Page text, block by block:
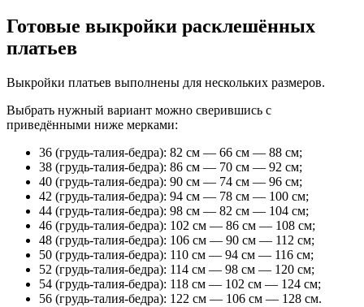
Готовые выкройки расклешённых
платьев
Выкройки платьев выполнены для нескольких размеров.
Выбрать нужный вариант можно сверившись с
приведёнными ниже мерками:
36 (грудь-талия-бедра): 82 см — 66 см — 88 см;
38 (грудь-талия-бедра): 86 см — 70 см — 92 см;
40 (грудь-талия-бедра): 90 см — 74 см — 96 см;
42 (грудь-талия-бедра): 94 см — 78 см — 100 см;
44 (грудь-талия-бедра): 98 см — 82 см — 104 см;
46 (грудь-талия-бедра): 102 см — 86 см — 108 см;
48 (грудь-талия-бедра): 106 см — 90 см — 112 см;
50 (грудь-талия-бедра): 110 см — 94 см — 116 см;
52 (грудь-талия-бедра): 114 см — 98 см — 120 см;
54 (грудь-талия-бедра): 118 см — 102 см — 124 см;
56 (грудь-талия-бедра): 122 см — 106 см — 128 см.